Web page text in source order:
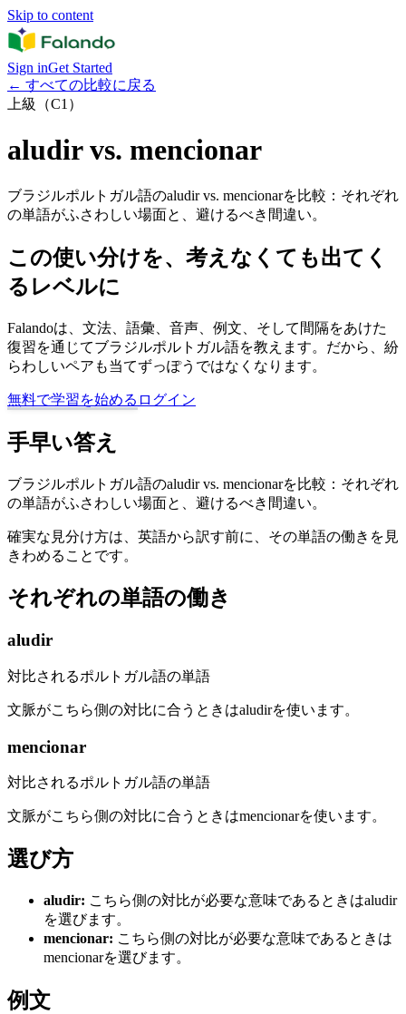
Skip to content
Sign inGet Started
← すべての比較に戻る
上級（C1）
aludir vs. mencionar
ブラジルポルトガル語のaludir vs. mencionarを比較：それぞれ
の単語がふさわしい場面と、避けるべき間違い。
この使い分けを、考えなくても出てく
るレベルに
Falandoは、文法、語彙、音声、例文、そして間隔をあけた
復習を通じてブラジルポルトガル語を教えます。だから、紛
らわしいペアも当てずっぽうではなくなります。
無料で学習を始める ログイン
手早い答え
ブラジルポルトガル語のaludir vs. mencionarを比較：それぞれ
の単語がふさわしい場面と、避けるべき間違い。
確実な見分け方は、英語から訳す前に、その単語の働きを見
きわめることです。
それぞれの単語の働き
aludir
対比されるポルトガル語の単語
文脈がこちら側の対比に合うときはaludirを使います。
mencionar
対比されるポルトガル語の単語
文脈がこちら側の対比に合うときはmencionarを使います。
選び方
aludir: こちら側の対比が必要な意味であるときはaludir
を選びます。
mencionar: こちら側の対比が必要な意味であるときは
mencionarを選びます。
例文